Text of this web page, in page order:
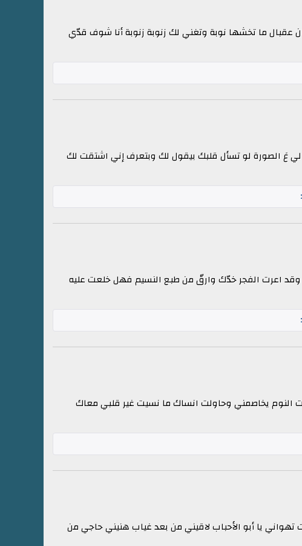
عقبال ما تخشها نوبة وتغني لك زنوبة زنوبة أنا شوف قدّي
عَ الصورة لو تسأل قلبك بيقول لك وبتعرف إني اشتقت لك
اعرت الفجر خدّك وارقّ من طبع النسيم فهل خلعت عليه
النوم يخاصمني وحاولت انساك ما نسيت غير قلبي معاك
تهواني يا أبو الأحباب لاقيني من بعد غياب هنيني حاجي من